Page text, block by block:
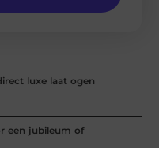
luxe laat ogen
een jubileum of